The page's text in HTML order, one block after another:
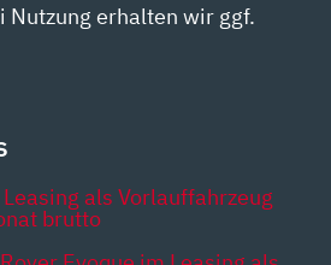
Nutzung erhalten wir ggf.
als Vorlauffahrzeug
brutto